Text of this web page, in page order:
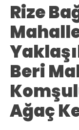
Rize
Beri
Ağaç